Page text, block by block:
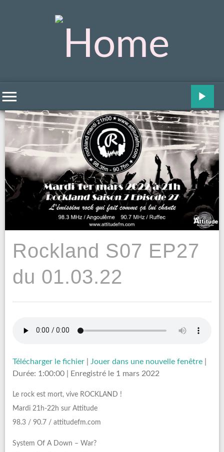
Rockland S07 EP27
du 01.03.22
Télécharger le fichier Jouer dans une nouvelle fenêtre
Durée: 1:00:00
Enregistré le 1 mars 2022
Le rock est mort, vive ROCKLAND !
Mardi 21h-22h sur Attitude
98.3 / 90.7 / attitudefm.com
System Of A Down – War?